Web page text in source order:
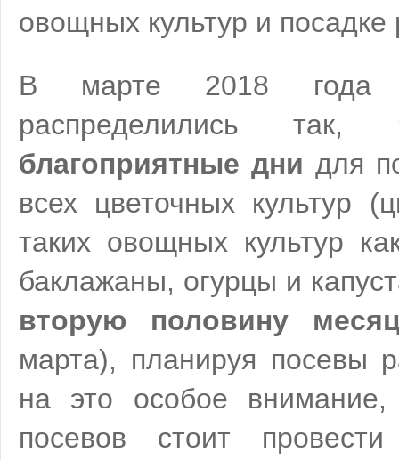
овощных культур и
В марте 2018 года
распределились
благоприятные дни для
всех цветочных культур
таких овощных культур
баклажаны, огурцы и
вторую половину
марта), планируя посевы
на это особое внимание,
посевов стоит